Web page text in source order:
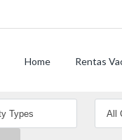
Home Rentas